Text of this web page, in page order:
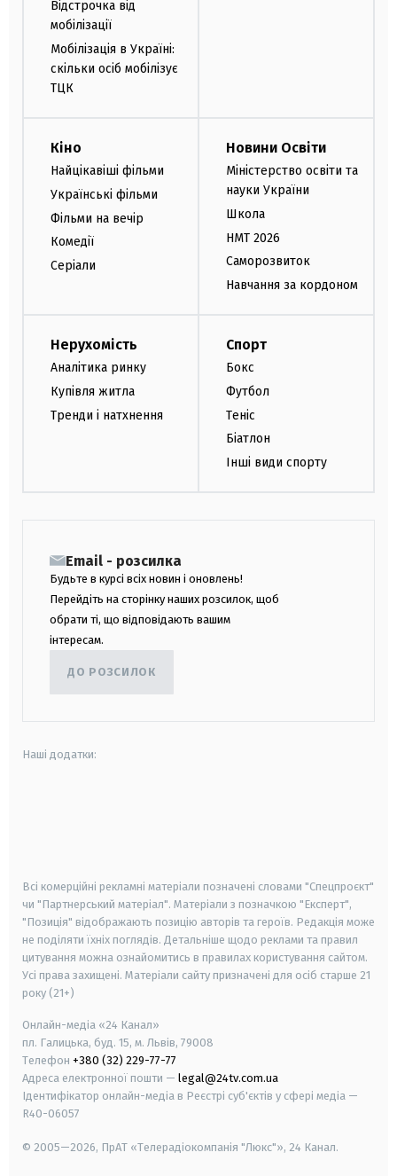
Відстрочка від
мобілізації
Мобілізація в Україні:
скільки осіб мобілізує
ТЦК
Кіно
Найцікавіші фільми
Українські фільми
Фільми на вечір
Комедії
Серіали
Новини Освіти
Міністерство освіти та
науки України
Школа
НМТ 2026
Саморозвиток
Навчання за кордоном
Нерухомість
Аналітика ринку
Купівля житла
Тренди і натхнення
Спорт
Бокс
Футбол
Теніс
Біатлон
Інші види спорту
Email - розсилка
Будьте в курсі всіх новин і оновлень!
Перейдіть на сторінку наших розсилок, щоб
обрати ті, що відповідають вашим
інтересам.
ДО РОЗСИЛОК
Наші додатки:
Всі комерційні рекламні матеріали позначені словами "Спецпроєкт"
чи "Партнерський матеріал". Матеріали з позначкою "Експерт",
"Позиція" відображають позицію авторів та героїв. Редакція може
не поділяти їхніх поглядів. Детальніше щодо реклами та правил
цитування можна ознайомитись в правилах користування сайтом.
Усі права захищені. Матеріали сайту призначені для осіб старше 21
року (21+)
Онлайн-медіа «24 Канал»
пл. Галицька, буд. 15, м. Львів, 79008
Телефон +380 (32) 229-77-77
Адреса електронної пошти — legal@24tv.com.ua
Ідентифікатор онлайн-медіа в Реєстрі суб'єктів у сфері медіа —
R40-06057
© 2005—2026, ПрАТ «Телерадіокомпанія "Люкс"», 24 Канал.